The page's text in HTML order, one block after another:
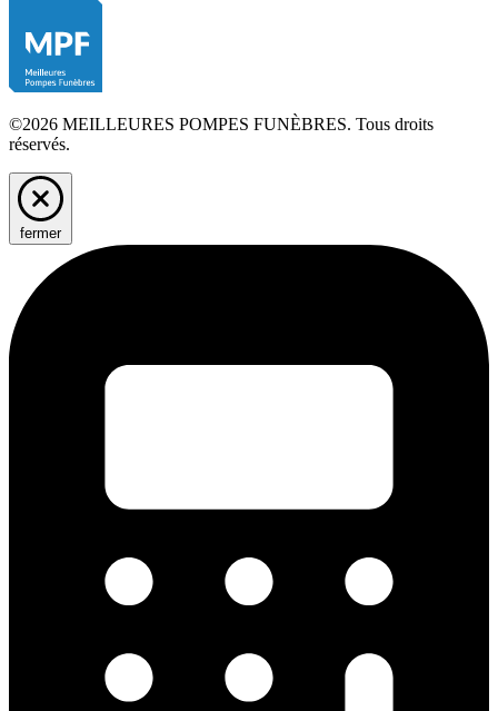
©2026 MEILLEURES POMPES FUNÈBRES. Tous droits
réservés.
fermer